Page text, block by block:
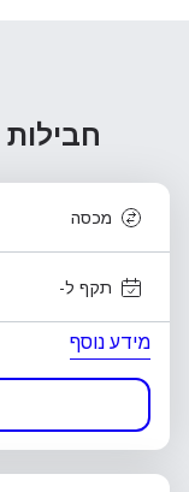
מכסה
תקף ל-
מידע נוסף